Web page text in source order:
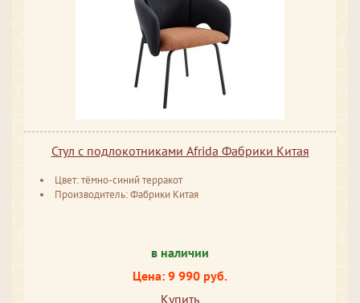
Стул с подлокотниками Afrida Фабрики Китая
Цвет: тёмно-синий терракот
Производитель: Фабрики Китая
в наличии
Цена: 9 990 руб.
Купить